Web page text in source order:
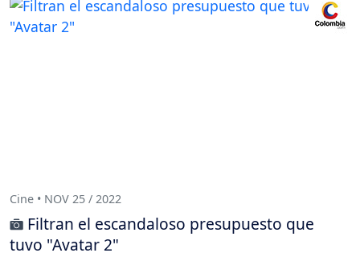
Cine • NOV 25 / 2022
Filtran el escandaloso presupuesto que
tuvo "Avatar 2"